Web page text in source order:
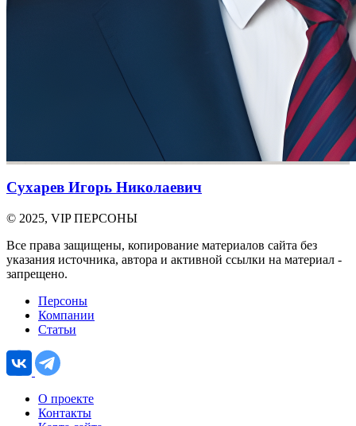
Сухарев Игорь Николаевич
© 2025, VIP ПЕРСОНЫ
Все права защищены, копирование материалов сайта без
указания источника, автора и активной ссылки на материал -
запрещено.
Персоны
Компании
Статьи
О проекте
Контакты